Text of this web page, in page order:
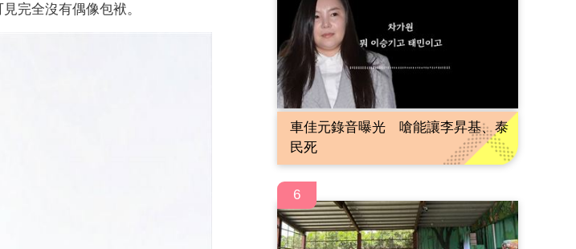
完全沒有偶像包袱。
車佳元錄音曝光 嗆能讓李昇基、泰
民死
6